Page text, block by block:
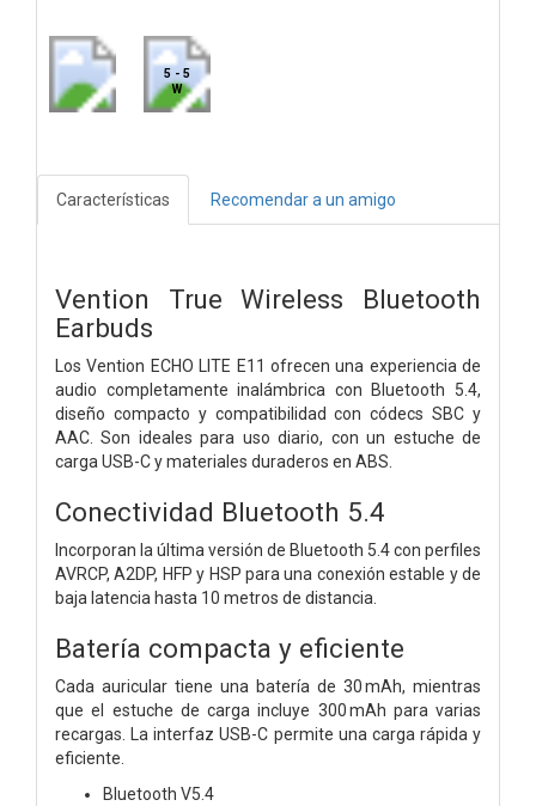
5 - 5
W
Características Recomendar a un amigo
Vention True Wireless Bluetooth
Earbuds
Los Vention ECHO LITE E11 ofrecen una experiencia de
audio completamente inalámbrica con Bluetooth 5.4,
diseño compacto y compatibilidad con códecs SBC y
AAC. Son ideales para uso diario, con un estuche de
carga USB-C y materiales duraderos en ABS.
Conectividad Bluetooth 5.4
Incorporan la última versión de Bluetooth 5.4 con perfiles
AVRCP, A2DP, HFP y HSP para una conexión estable y de
baja latencia hasta 10 metros de distancia.
Batería compacta y eficiente
Cada auricular tiene una batería de 30 mAh, mientras
que el estuche de carga incluye 300 mAh para varias
recargas. La interfaz USB-C permite una carga rápida y
eficiente.
Bluetooth V5.4